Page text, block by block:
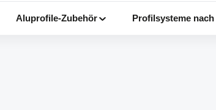
Aluprofile-Zubehör Profilsysteme